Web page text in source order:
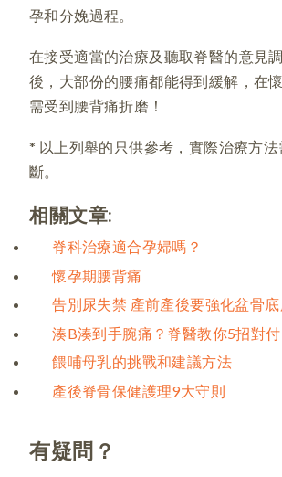
孕和分娩過程。
在接受適當的治療及聽取脊醫的意見
後，大部份的腰痛都能得到緩解，在
需受到腰背痛折磨！
* 以上列舉的只供參考，實際治療方
斷。
相關文章:
脊科治療適合孕婦嗎？
懷孕期腰背痛
告別尿失禁 產前產後要強化盆骨
湊B湊到手腕痛？脊醫教你5招對付
餵哺母乳的挑戰和建議方法
產後脊骨保健護理9大守則
有疑問？